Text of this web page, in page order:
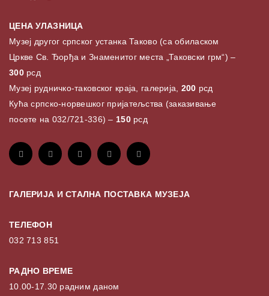
ЦЕНА УЛАЗНИЦА
Музеј другог српског устанка Таково (са обиласком
Цркве Св. Ђорђа и Знаменитог места „Таковски грм“) –
300рсд
Музеј рудничко-таковског краја, галерија, 200 рсд
Кућа српско-норвешког пријатељства (заказивање
посете на 032/721-336) – 150рсд
ГАЛЕРИЈА И СТАЛНА ПОСТАВКА МУЗЕЈА
ТЕЛЕФОН
032 713 851
РАДНО ВРЕМЕ
10.00-17.30 радним даном